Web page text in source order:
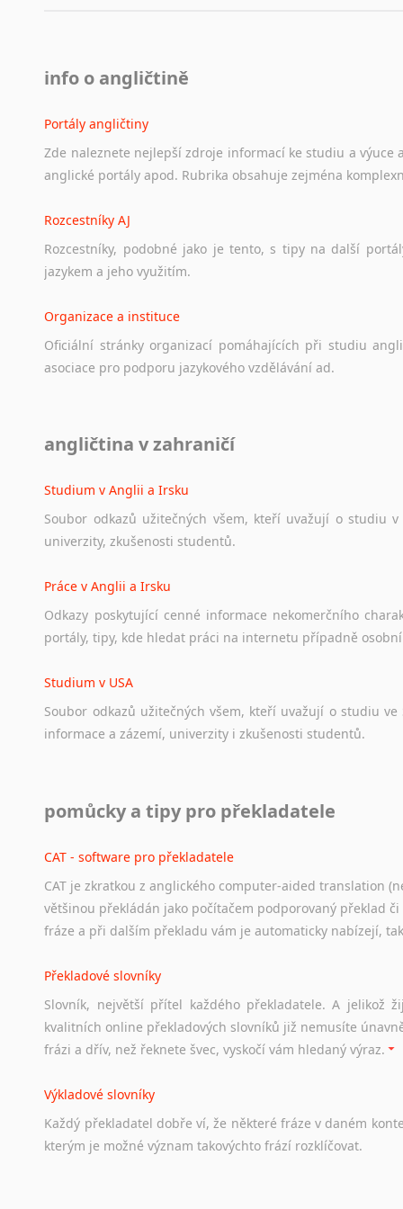
info o angličtině
Portály angličtiny
Zde naleznete nejlepší zdroje informací ke studiu a výuce
anglické portály apod. Rubrika obsahuje zejména
Rozcestníky AJ
Rozcestníky, podobné jako je tento, s tipy na další
jazykem a jeho využitím.
Organizace a instituce
Oficiální stránky organizací pomáhajících při studiu
asociace pro podporu jazykového vzdělávání ad.
Ať už se jedná o česká diskusní
angličtina v zahraničí
Studium v Anglii a Irsku
Soubor odkazů užitečných všem, kteří uvažují o studiu v
univerzity, zkušenosti studentů.
Práce v Anglii a Irsku
Odkazy poskytující cenné informace nekomerčního
portály, tipy, kde hledat práci na internetu případně osobní
Studium v USA
Soubor odkazů užitečných všem, kteří uvažují o studiu ve
informace a zázemí, univerzity i zkušenosti studentů.
Odkazy poskytující cenné informace nekomerčního
Studium v Austrálii
Soubor odkazů užitečných všem, kteří uvažují o studiu v
a zázemí, australské univerzity a samozřejmě i osobní
Práce v Austrálii
Odkazy poskytující cenné informace nekomerčního
hledat práci na internetu případně osobní zkušenosti
Hledáte-li
práci
stejná obecná pravidla, jako pro český životopis. Tak dost
pomůcky a tipy pro překladatele
CAT - software pro překladatele
CAT je zkratkou z anglického computer-aided translation
většinou překládán jako počítačem podporovaný překlad
fráze a při dalším překladu vám je automaticky nabízejí,
Překladové slovníky
Slovník, největší přítel každého překladatele. A jelikož
kvalitních online překladových slovníků již nemusíte
frázi a dřív, než řeknete švec, vyskočí vám hledaný výraz.
Výkladové slovníky
Každý překladatel dobře ví, že některé fráze v daném
kterým je možné význam takovýchto frází rozklíčovat.